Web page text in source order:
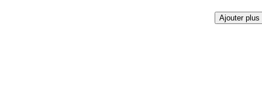
Ajouter plus